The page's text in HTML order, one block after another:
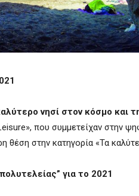
νησί στον κόσμο και
που συμμετείχαν στην
στην κατηγορία «Τα
για το 2021